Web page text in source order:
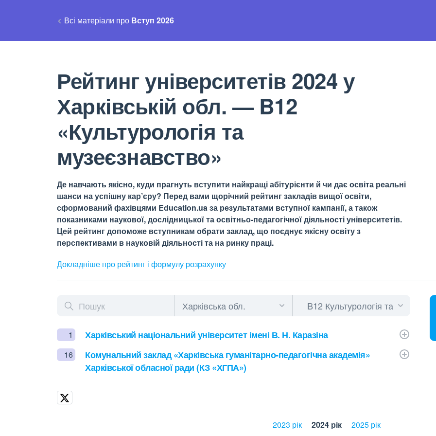
Всі матеріали про Вступ 2026
Рейтинг університетів 2024 у
Харківській обл. — B12
«Культурологія та
музеєзнавство»
Де навчають якісно, куди прагнуть вступити найкращі абітурієнти й чи дає освіта реальні
шанси на успішну кар’єру? Перед вами щорічний рейтинг закладів вищої освіти,
сформований фахівцями Education.ua за результатами вступної кампанії, а також
показниками наукової, дослідницької та освітньо-педагогічної діяльності університетів.
Цей рейтинг допоможе вступникам обрати заклад, що поєднує якісну освіту з
перспективами в науковій діяльності та на ринку праці.
Докладніше про рейтинг і формулу розрахунку
1 Харківський національний університет імені В. Н. Каразіна
16
Комунальний заклад «Харківська гуманітарно-педагогічна академія»
Харківської обласної ради (КЗ «ХГПА»)
2023 рік 2024 рік 2025 рік